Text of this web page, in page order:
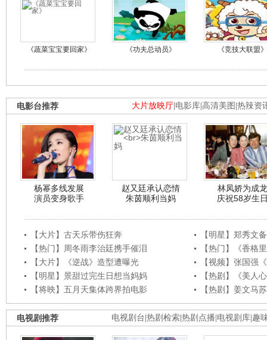
《蔬菜宝宝要回家》 《功夫总动员》 《竞技大联盟》
大片放映厅 电影库 高清美图 热辣资
电影台推荐
杨幂多线发展
演员变身歌手
赵又廷承认恋情
朱茵顺利当妈
林凤娇为成龙
庆祝58岁生
【大片】古天乐带伤狂奔
【明星】郑秀文
【热门】周冬雨李治廷携手催泪
【热门】《香格
【大片】《逆战》造型遭曝光
【视频】张国强
【明星】景甜过完生日想当妈妈
【热剧】《美人
【将映】五月天集体跨界拍电影
【热剧】姜文马
电视剧台 热剧检索 热剧点播 电视剧库 趣
电视剧推荐